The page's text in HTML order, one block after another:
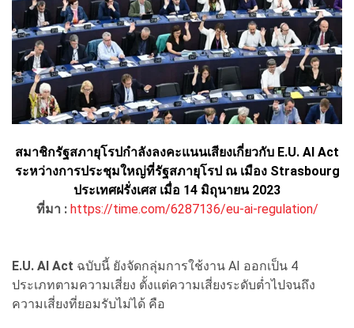
สมาชิกรัฐสภายุโรปกำลังลงคะแนนเสียงเกี่ยวกับ E.U. AI Act
ระหว่างการประชุมใหญ่ที่รัฐสภายุโรป ณ เมือง Strasbourg
ประเทศฝรั่งเศส เมื่อ 14 มิถุนายน 2023
ที่มา : https://time.com/6287136/eu-ai-regulation/
E.U. AI Act ฉบับนี้ ยังจัดกลุ่มการใช้งาน AI ออกเป็น 4
ประเภทตามความเสี่ยง ตั้งแต่ความเสี่ยงระดับต่ำไปจนถึง
ความเสี่ยงที่ยอมรับไม่ได้ คือ